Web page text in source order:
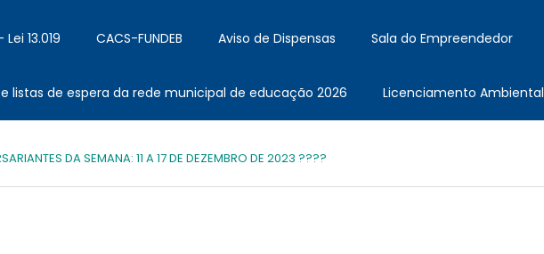
13.019 CACS-FUNDEB Aviso de Dispensas Sala do Empreendedor
listas de espera da rede municipal de educação 2026 Licenciamento Ambiental
DA SEMANA: 11 A 17 DE DEZEMBRO DE 2023 ????